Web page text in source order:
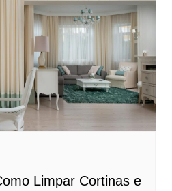
Limpar Cortinas e